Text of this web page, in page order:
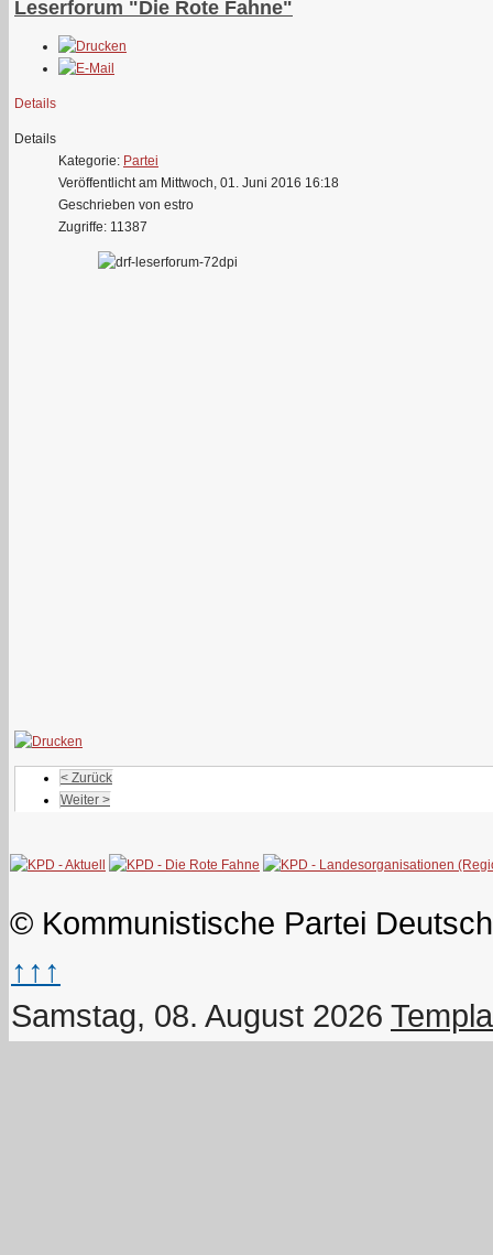
Leserforum "Die Rote Fahne"
Details
Details
Kategorie: Partei
Veröffentlicht am Mittwoch, 01. Juni 2016 16:18
Geschrieben von estro
Zugriffe: 11387
< Zurück
Weiter >
© Kommunistische Partei
↑↑↑
Samstag, 08. August 2026